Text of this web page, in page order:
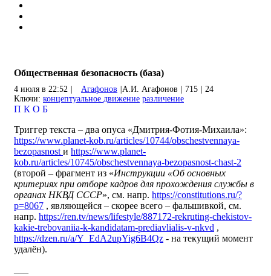
Общественная безопасность (база)
4 июля в 22:52 Агафонов А.И. Агафонов 715
24
Ключи: концептуальное движение различение
П К О Б
Триггер текста – два опуса «Дмитрия-Фотия-Михаила»:
https://www.planet-kob.ru/articles/10744/obschestvennaya-
bezopasnost и https://www.planet-
kob.ru/articles/10745/obschestvennaya-bezopasnost-chast-2
(второй – фрагмент из «Инструкции «Об основных
критериях при отборе кадров для прохождения службы в
органах НКВД СССР», см. напр. https://constitutions.ru/?
p=8067 , являющейся – скорее всего – фальшивкой, см.
напр. https://ren.tv/news/lifestyle/887172-rekruting-chekistov-
kakie-trebovaniia-k-kandidatam-prediavlialis-v-nkvd ,
https://dzen.ru/a/Y_EdA2upYig6B4Qz - на текущий момент
удалён).